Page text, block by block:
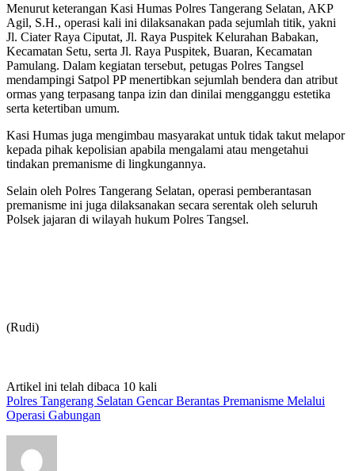
Menurut keterangan Kasi Humas Polres Tangerang Selatan, AKP
Agil, S.H., operasi kali ini dilaksanakan pada sejumlah titik, yakni
Jl. Ciater Raya Ciputat, Jl. Raya Puspitek Kelurahan Babakan,
Kecamatan Setu, serta Jl. Raya Puspitek, Buaran, Kecamatan
Pamulang. Dalam kegiatan tersebut, petugas Polres Tangsel
mendampingi Satpol PP menertibkan sejumlah bendera dan atribut
ormas yang terpasang tanpa izin dan dinilai mengganggu estetika
serta ketertiban umum.
Kasi Humas juga mengimbau masyarakat untuk tidak takut melapor
kepada pihak kepolisian apabila mengalami atau mengetahui
tindakan premanisme di lingkungannya.
Selain oleh Polres Tangerang Selatan, operasi pemberantasan
premanisme ini juga dilaksanakan secara serentak oleh seluruh
Polsek jajaran di wilayah hukum Polres Tangsel.
(Rudi)
Artikel ini telah dibaca 10 kali
Polres Tangerang Selatan Gencar Berantas Premanisme Melalui
Operasi Gabungan